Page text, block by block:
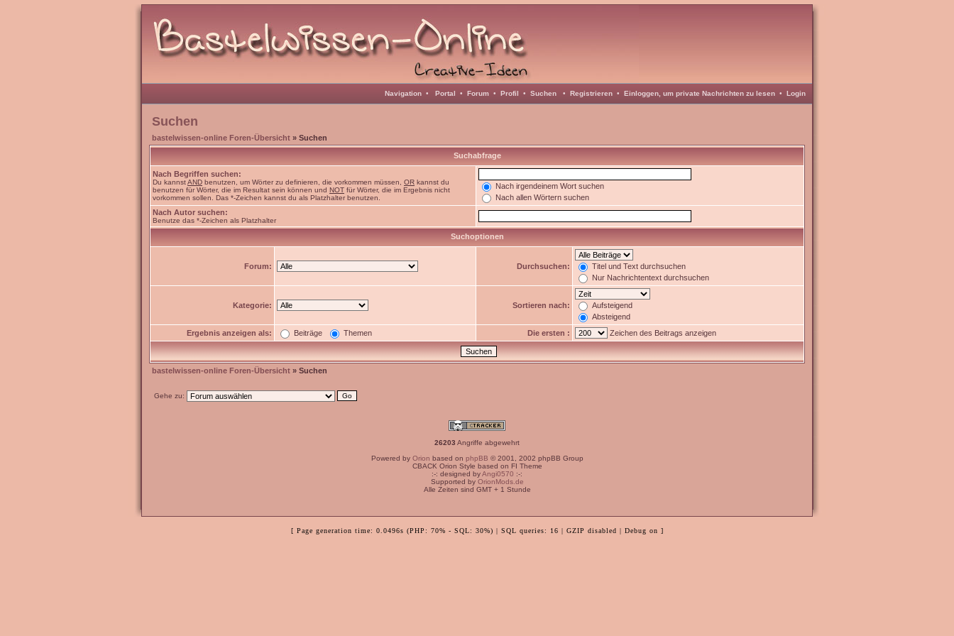
Navigation • Portal • Forum • Profil • Suchen • Registrieren • Einloggen, um private Nachrichten zu lesen • Login
Suchen
bastelwissen-online Foren-Übersicht » Suchen
Suchabfrage
Nach Begriffen suchen:
Du kannstAND benutzen, um Wörter zu definieren, die vorkommen müssen, OR kannst du
benutzen für Wörter, die im Resultat sein können und NOT für Wörter, die im Ergebnis nicht
vorkommen sollen. Das *-Zeichen kannst du als Platzhalter benutzen.
Nach irgendeinem Wort suchen
Nach allen Wörtern suchen
Nach Autor suchen:
Benutze das *-Zeichen als Platzhalter
Suchoptionen
Forum: Durchsuchen:
Titel und Text durchsuchen
Nur Nachrichtentext durchsuchen
Kategorie: Sortieren nach:
Aufsteigend
Absteigend
Ergebnis anzeigen als:
Beiträge Themen Die ersten : Zeichen des Beitrags anzeigen
bastelwissen-online Foren-Übersicht » Suchen
Gehe zu:
26203 Angriffe abgewehrt
Powered by Orion based on phpBB © 2001, 2002 phpBB Group
CBACK Orion Style based on FI Theme
:-: designed byAngi0570 :-:
Supported by OrionMods.de
Alle Zeiten sind GMT + 1 Stunde
[ Page generation time: 0.0496s (PHP: 70% - SQL: 30%) | SQL queries: 16 | GZIP disabled | Debug on ]